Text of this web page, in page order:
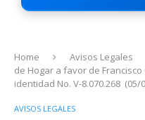
Home Avisos Legales
de Hogar a favor de
identidad No. V-8.070.268 (05/
AVISOS LEGALES